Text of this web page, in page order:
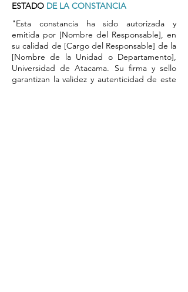
ESTADO DE LA CONSTANCIA
"Esta constancia ha sido autorizada y
emitida por [Nombre del Responsable], en
su calidad de [Cargo del Responsable] de la
[Nombre de la Unidad o Departamento],
Universidad de Atacama. Su firma y sello
garantizan la validez y autenticidad de este